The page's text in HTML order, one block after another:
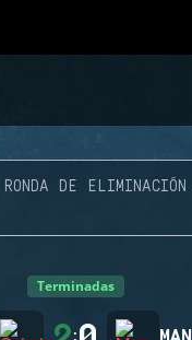
RONDA DE ELIMINACIÓN
Terminadas
: